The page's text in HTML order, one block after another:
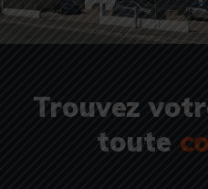
Trouvez
toute